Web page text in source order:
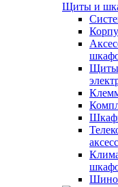
Щиты и
Щиты